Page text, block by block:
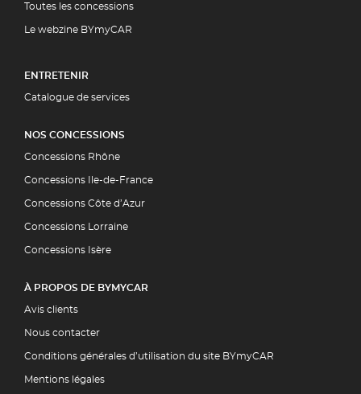
Toutes les concessions
Le webzine BYmyCAR
ENTRETENIR
Catalogue de services
NOS CONCESSIONS
Concessions Rhône
Concessions Ile-de-France
Concessions Côte d’Azur
Concessions Lorraine
Concessions Isère
À PROPOS DE BYMYCAR
Avis clients
Nous contacter
Conditions générales d’utilisation du site BYmyCAR
Mentions légales